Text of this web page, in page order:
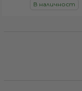
В наличност